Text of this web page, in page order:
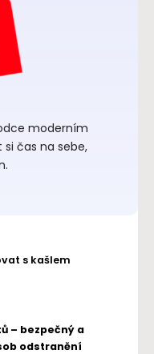
moderním
čas na sebe,
s kašlem
– bezpečný a
odstranění